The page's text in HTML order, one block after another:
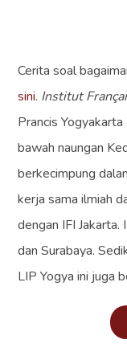
Cerita soal
sini. Institut
Prancis
bawah naungan
berkecimpung
kerja sama ilmiah
dengan IFI Jakarta.
dan Surabaya.
LIP Yogya ini juga